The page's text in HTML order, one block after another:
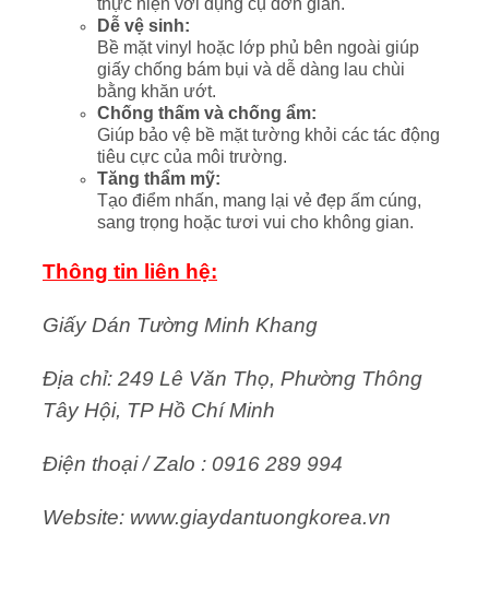
thực hiện với dụng cụ đơn giản.
Dễ vệ sinh:
Bề mặt vinyl hoặc lớp phủ bên ngoài giúp
giấy chống bám bụi và dễ dàng lau chùi
bằng khăn ướt.
Chống thấm và chống ẩm:
Giúp bảo vệ bề mặt tường khỏi các tác động
tiêu cực của môi trường.
Tăng thẩm mỹ:
Tạo điểm nhấn, mang lại vẻ đẹp ấm cúng,
sang trọng hoặc tươi vui cho không gian.
Thông tin liên hệ:
Giấy Dán Tường Minh Khang
Địa chỉ: 249 Lê Văn Thọ, Phường Thông
Tây Hội, TP Hồ Chí Minh
Điện thoại / Zalo : 0916 289 994
Website: www.giaydantuongkorea.vn